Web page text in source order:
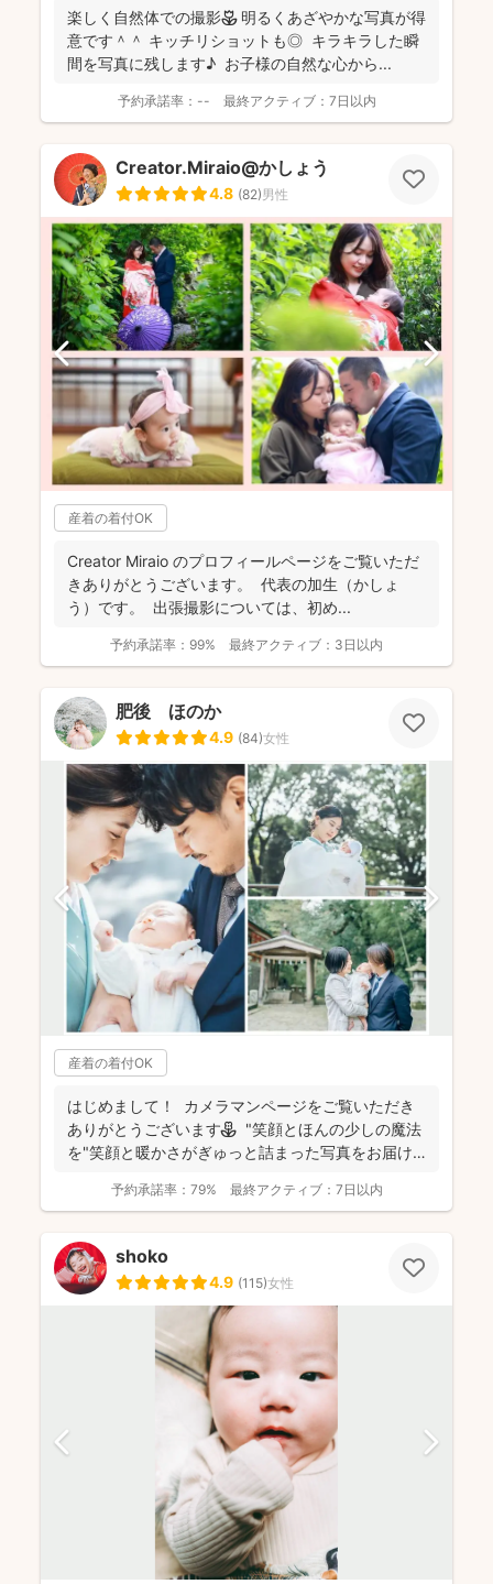
ながら「楽しかった！」と思っていただけるよう、そし
て親御さんに安心していただける撮影をお心掛けている
とのことです(^^)
楽しく自然体での撮影🌷 明るくあざやかな写真が得
意です＾＾ キッチリショットも◎ キラキラした瞬
間を写真に残します♪ お子様の自然な心から...
予約承諾率： -- 最終アクティブ： 7日以内
Creator.Miraio@かしょう
4.8 (82)男性
産着の着付OK
Creator Miraio のプロフィールページをご覧いただ
きありがとうございます。 代表の加生（かしょ
う）です。 出張撮影については、初め...
予約承諾率： 99% 最終アクティブ： 3日以内
肥後 ほのか
4.9 (84)女性
産着の着付OK
はじめまして！ カメラマンページをご覧いただき
ありがとうございます⚘ "笑顔とほんの少しの魔法
を"笑顔と暖かさがぎゅっと詰まった写真をお届け
予約承諾率： 79% 最終アクティブ： 7日以内
shoko
4.9 (115)女性